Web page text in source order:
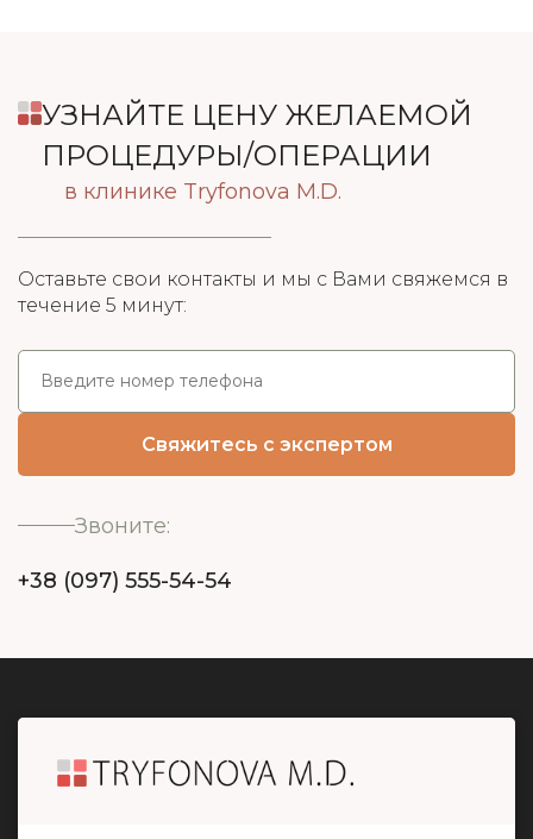
УЗНАЙТЕ ЦЕНУ ЖЕЛАЕМОЙ
ПРОЦЕДУРЫ/ОПЕРАЦИИ
в клинике Tryfonova M.D.
Оставьте свои контакты и мы с Вами свяжемся в
течение 5 минут:
Звоните:
+38 (097) 555-54-54